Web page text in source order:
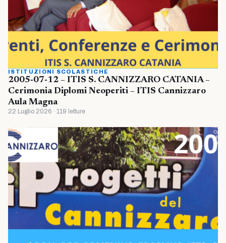
ISTITUZIONI SCOLASTICHE
2005-07-12 – ITIS S. CANNIZZARO CATANIA –
Cerimonia Diplomi Neoperiti – ITIS Cannizzaro
Aula Magna
22 Luglio 2026 · 119 letture